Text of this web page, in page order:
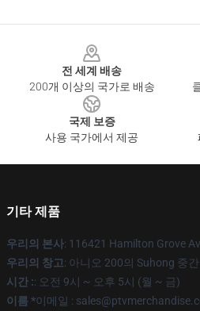
전 세계 배송
200개 이상의 국가로 배송
국제 보증
사용 국가에서 제공
기타 제품
우리의 본사: 116421 Hamilton Grove
우리의 창고: 아니오 200의 Suhong 중
시간 :: 오전 9시 ~ 오후 5시 (월 ~ 금)
이름 *이메일 :